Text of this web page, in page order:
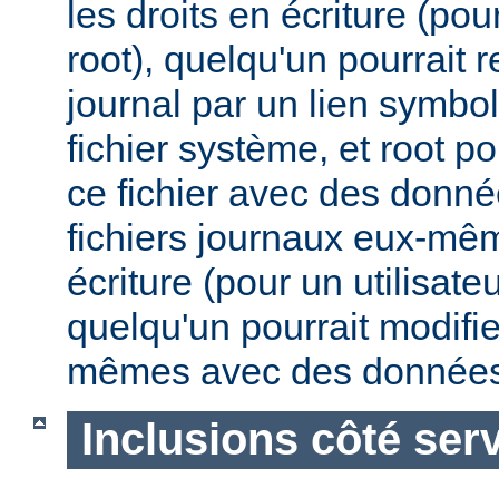
les droits en écriture
root), quelqu'un pourrait
journal par un lien
fichier système, et root
ce fichier avec des
fichiers journaux eux-
écriture (pour un
quelqu'un pourrait
mêmes avec des
Inclusions côté